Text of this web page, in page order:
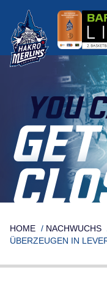
content
YOU
GET
HOME / NACHWUCHS
ÜBERZEUGEN IN